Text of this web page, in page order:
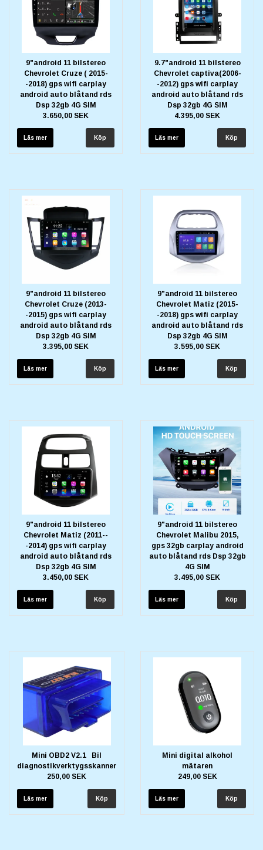
9"android 11 bilstereo
Chevrolet Cruze ( 2015-
-2018) gps wifi carplay
android auto blåtand rds
Dsp 32gb 4G SIM
3.650,00 SEK
Läs mer
9.7"android 11 bilstereo
Chevrolet captiva(2006-
-2012) gps wifi carplay
android auto blåtand rds
Dsp 32gb 4G SIM
4.395,00 SEK
Läs mer
9"android 11 bilstereo
Chevrolet Cruze (2013-
-2015) gps wifi carplay
android auto blåtand rds
Dsp 32gb 4G SIM
3.395,00 SEK
Läs mer
9"android 11 bilstereo
Chevrolet Matiz (2015-
-2018) gps wifi carplay
android auto blåtand rds
Dsp 32gb 4G SIM
3.595,00 SEK
Läs mer
9"android 11 bilstereo
Chevrolet Matiz (2011--
-2014) gps wifi carplay
android auto blåtand rds
Dsp 32gb 4G SIM
3.450,00 SEK
Läs mer
9"android 11 bilstereo
Chevrolet Malibu 2015,
gps 32gb carplay android
auto blåtand rds Dsp 32gb
4G SIM
3.495,00 SEK
Läs mer
Mini OBD2 V2.1 Bil
diagnostikverktygsskanner
250,00 SEK
Läs mer
Mini digital alkohol
mätaren
249,00 SEK
Läs mer